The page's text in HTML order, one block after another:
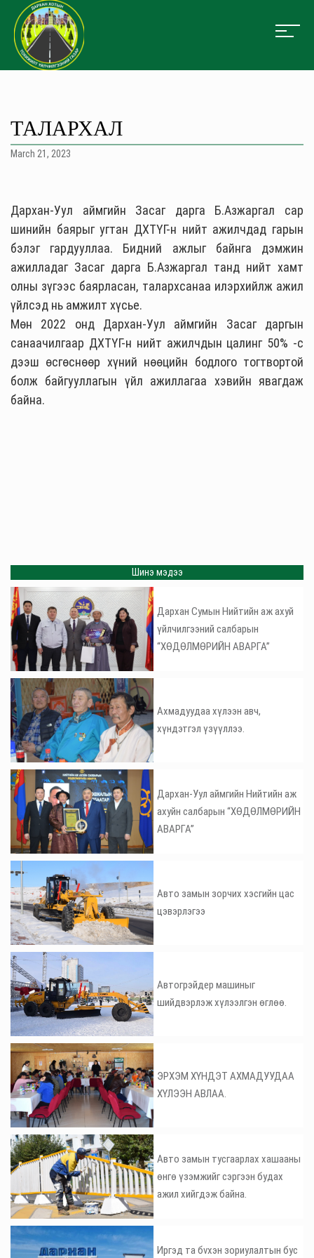
ТАЛАРХАЛ
March 21, 2023
Дархан-Уул аймгийн Засаг дарга Б.Азжаргал сар
шинийн баярыг угтан ДХТҮГ-н нийт ажилчдад гарын
бэлэг гардууллаа. Бидний ажлыг байнга дэмжин
ажилладаг Засаг дарга Б.Азжаргал танд нийт хамт
олны зүгээс баярласан, талархсанаа илэрхийлж ажил
үйлсэд нь амжилт хүсье.
Мөн 2022 онд Дархан-Уул аймгийн Засаг даргын
санаачилгаар ДХТҮГ-н нийт ажилчдын цалинг 50% -с
дээш өсгөснөөр хүний нөөцийн бодлого тогтвортой
болж байгууллагын үйл ажиллагаа хэвийн явагдаж
байна.
Шинэ мэдээ
Дархан Сумын Нийтийн аж ахуй
үйлчилгээний салбарын
“ХӨДӨЛМӨРИЙН АВАРГА”
Ахмадуудаа хүлээн авч,
хүндэтгэл үзүүллээ.
Дархан-Уул аймгийн Нийтийн аж
ахуйн салбарын “ХӨДӨЛМӨРИЙН
АВАРГА”
Авто замын зорчих хэсгийн цас
цэвэрлэгээ
Автогрэйдер машиныг
шийдвэрлэж хүлээлгэн өглөө.
ЭРХЭМ ХҮНДЭТ АХМАДУУДАА
ХҮЛЭЭН АВЛАА.
Авто замын тусгаарлах хашааны
өнгө үзэмжийг сэргээн будах
ажил хийгдэж байна.
Иргэд та бvхэн зориулалтын бус